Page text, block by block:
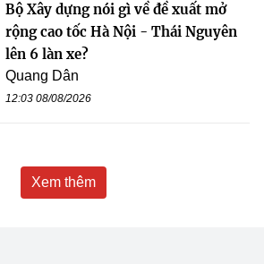
Bộ Xây dựng nói gì về đề xuất mở
rộng cao tốc Hà Nội - Thái Nguyên
lên 6 làn xe?
Quang Dân
12:03 08/08/2026
Xem thêm